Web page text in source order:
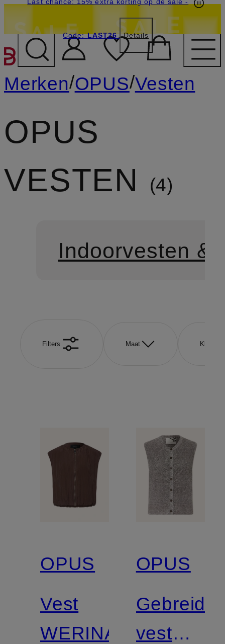
GA NAAR
Code:LAST26 Details
Merken/OPUS/Vesten
OPUS
VESTEN
4
Indoorvesten &
Filters Maat Kleur
OPUS
Vest
WERINA
OPUS
Gebreid
vest